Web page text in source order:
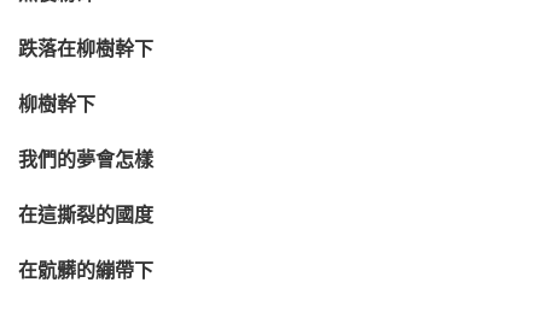
跌落在柳樹幹下
柳樹幹下
我們的夢會怎樣
在這撕裂的國度
在骯髒的繃帶下